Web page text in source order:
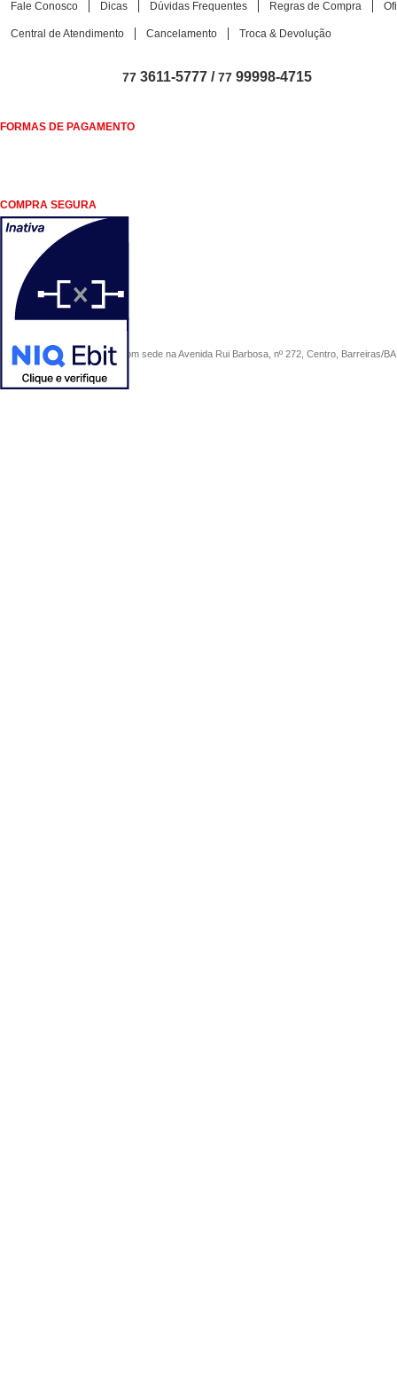
Fale Conosco
Dicas Dúvidas Frequentes Regras de Compra
Central de Atendimento Cancelamento Troca & Devolução
77 3611-5777 /77 99998-4715
FORMAS DE PAGAMENTO
COMPRA SEGURA
COMERCIAL SÃO PAULO, com sede na Avenida Rui Barbosa, nº 272, Centro, Barreiras/